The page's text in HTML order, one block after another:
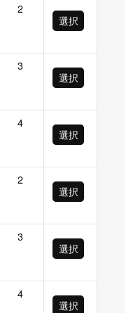
2
選択
3
選択
4
選択
2
選択
3
選択
4
選択